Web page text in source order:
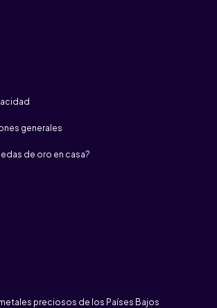
generales
de oro en casa?
preciosos de los Países Bajos